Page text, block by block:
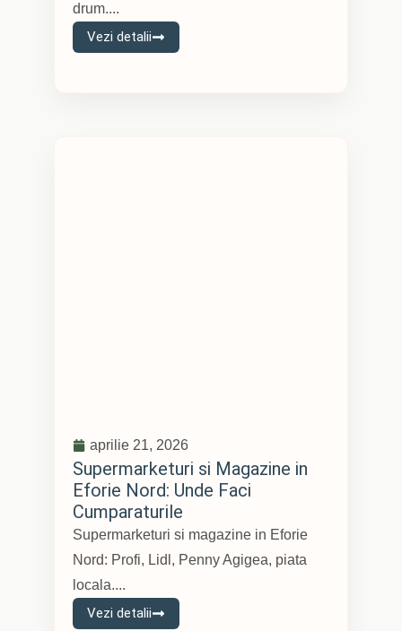
drum....
Vezi detalii
aprilie 21, 2026
Supermarketuri si Magazine in
Eforie Nord: Unde Faci
Cumparaturile
Supermarketuri si magazine in Eforie
Nord: Profi, Lidl, Penny Agigea, piata
locala....
Vezi detalii